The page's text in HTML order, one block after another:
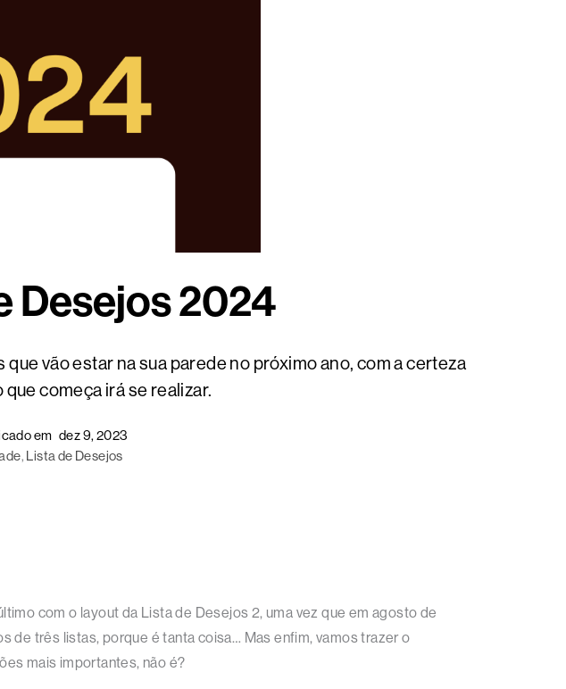
Desejos 2024
vão estar na sua parede no próximo ano, com a certeza
começa irá se realizar.
em dez 9, 2023
, Lista de Desejos
com o layout da Lista de Desejos 2, uma vez que em agosto de
de três listas, porque é tanta coisa… Mas enfim, vamos trazer o
mais importantes, não é?